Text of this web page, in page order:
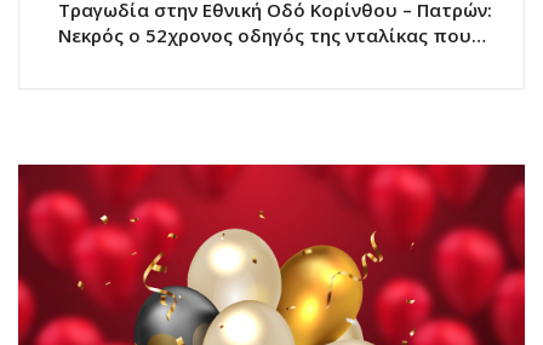
Τραγωδία στην Εθνική Οδό Κορίνθου – Πατρών:
Νεκρός ο 52χρονος οδηγός της νταλίκας που…